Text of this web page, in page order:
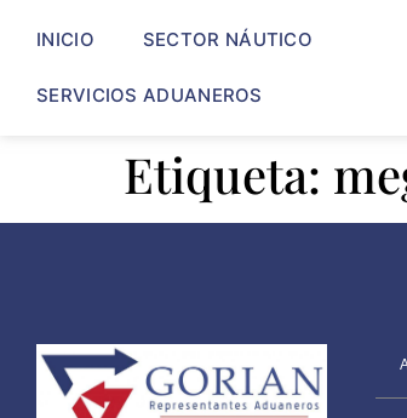
INICIO SECTOR NÁUTICO
SERVICIOS ADUANEROS
Etiqueta: